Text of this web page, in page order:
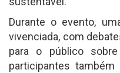
Durante o evento,
vivenciada, com
para o público
participantes